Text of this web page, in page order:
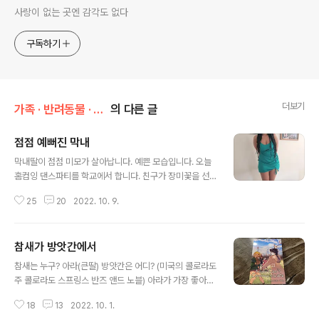
사랑이 없는 곳엔 감각도 없다
구독하기
가족 · 반려동물 · 취향/가족 이야기 의 다른 글 더보기
점점 예뻐진 막내
막내딸이 점점 미모가 살아납니다. 예쁜 모습입니다. 오늘
홈컴잉 댄스파티를 학교에서 합니다. 친구가 장미꽃을 선
었더니 아니라고 하네요. ㅎㅎㅎ 진실은 조만간 밝혀질 것
다. 요즘은 사람 조심을 해야 하는 시대라 조심해서 나쁜 것
은 없다고 생각합니다. 예쁘다.. 너의 미소가 방을 환하게
밝힌다. 사랑해. 우리 딸. 학교 선배 남자로부터 받았다는데
예쁜 장미꽃을 처음 남자로부터 받았어요. 남자 친구 맞는
25 20 2022. 10. 9.
참새가 방앗간에서
참새는 누구? 아라(큰딸) 방앗간은 어디? (미국의 콜로라도
주 콜로라도 스프링스 반즈 앤드 노블) 아라가 가장 좋아하
며 방문을 기뻐했다. 노엘은 할머니 집에 머물 동안 매일 낮
18 13 2022. 10. 1.